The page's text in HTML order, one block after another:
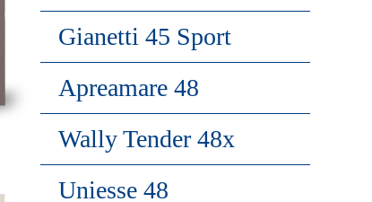
Gianetti 45 Sport
Apreamare 48
Wally Tender 48x
Uniesse 48